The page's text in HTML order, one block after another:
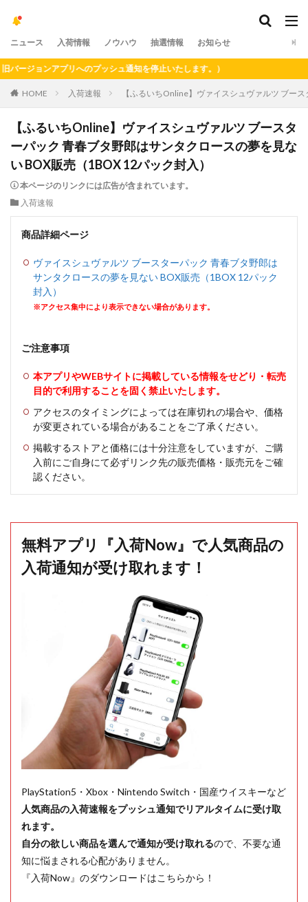
ニュース 入荷情報 ノウハウ 抽選情報 お知らせ
ョンアプリへのプッシュ通知を停止いたします。）
HOME 入荷速報 【ふるいちOnline】ヴァイスシュヴァルツ ブー
【ふるいちOnline】ヴァイスシュヴァルツ ブースタ
ーパック 青春ブタ野郎はサンタクロースの夢を見な
い BOX販売（1BOX 12パック封入）
本ページのリンクには広告が含まれています。
入荷速報
商品詳細ページ
ヴァイスシュヴァルツ ブースターパック 青春ブタ野郎は
サンタクロースの夢を見ない BOX販売（1BOX 12パック
封入）
※アクセス集中により表示できない場合があります。
ご注意事項
本アプリやWEBサイトに掲載している情報をせどり・転売
目的で利用することを固く禁止いたします。
アクセスのタイミングによっては在庫切れの場合や、価格
が変更されている場合があることをご了承ください。
掲載するストアと価格には十分注意をしていますが、ご購
入前にご自身にて必ずリンク先の販売価格・販売元をご確
認ください。
無料アプリ『入荷Now』で人気商品の
入荷通知が受け取れます！
PlayStation5・Xbox・Nintendo Switch・国産ウイスキーなど
人気商品の入荷速報をプッシュ通知でリアルタイムに受け取
れます。
自分の欲しい商品を選んで通知が受け取れるので、不要な通
知に悩まされる心配がありません。
『入荷Now』のダウンロードはこちらから！